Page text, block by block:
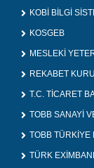
KOBİ BİLGİ
KOSGEB
MESLEKİ
REKABET
T.C. TİCARET
TOBB SANAYİ
TOBB TÜRKİYE
TÜRK